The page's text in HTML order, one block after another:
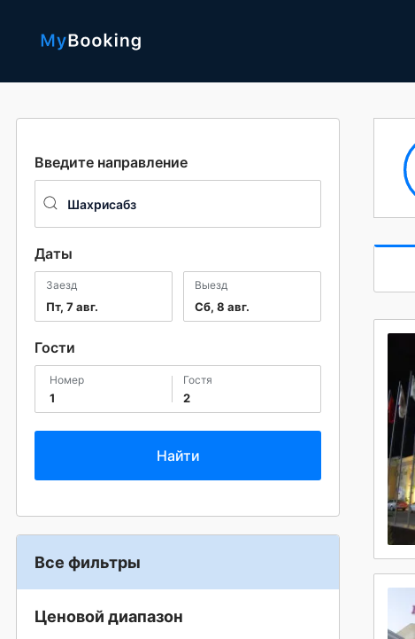
Введите направление
Даты
Заезд
Пт, 7 авг.
Выезд
Сб, 8 авг.
Гости
1
номер
2
гостя
Все фильтры
Ценовой диапазон